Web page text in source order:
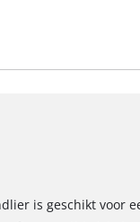
is geschikt voor